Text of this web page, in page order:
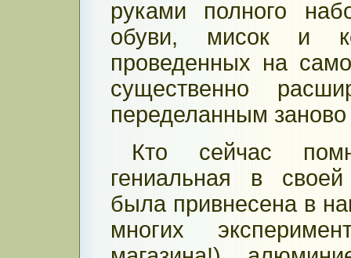
руками полного
обуви, мисок и
проведенных на
существенно
переделанным
Кто сейчас
гениальная в своей
была привнесена в
многих